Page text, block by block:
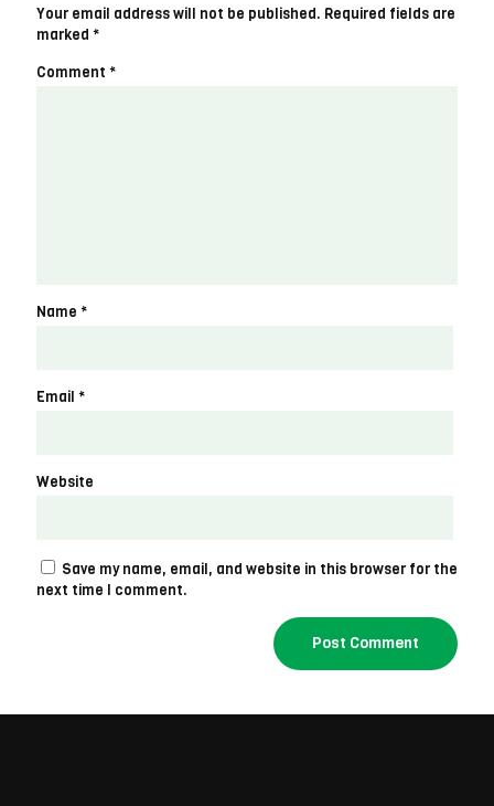
Your email address will not be published. Required fields are
marked *
Comment *
Name *
Email *
Website
Save my name, email, and website in this browser for the
next time I comment.